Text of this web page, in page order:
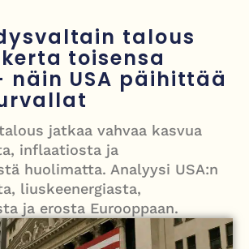
rysäytti läpi keilahallin seinän Derbyshiressä
riistäytyivät käsistä – teini ammuttiin
sytytettiin tuleen Manhattanilla
juhlivat 10-vuotishääpäiväänsä – näin F1-
tähti muisti rakastaan
ulkomaalaisten sulkemista pois sosiaalisesta
asuntotuotannosta
talous
toisensa
näin USA päihittää
jatkaa vahvaa kasvua
inflaatiosta ja
huolimatta. Analyysi USA:n
liuskeenergiasta,
ja erosta Eurooppaan.